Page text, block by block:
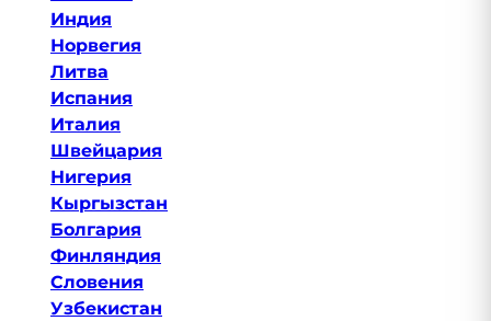
Индия
Норвегия
Литва
Испания
Италия
Швейцария
Нигерия
Кыргызстан
Болгария
Финляндия
Словения
Узбекистан